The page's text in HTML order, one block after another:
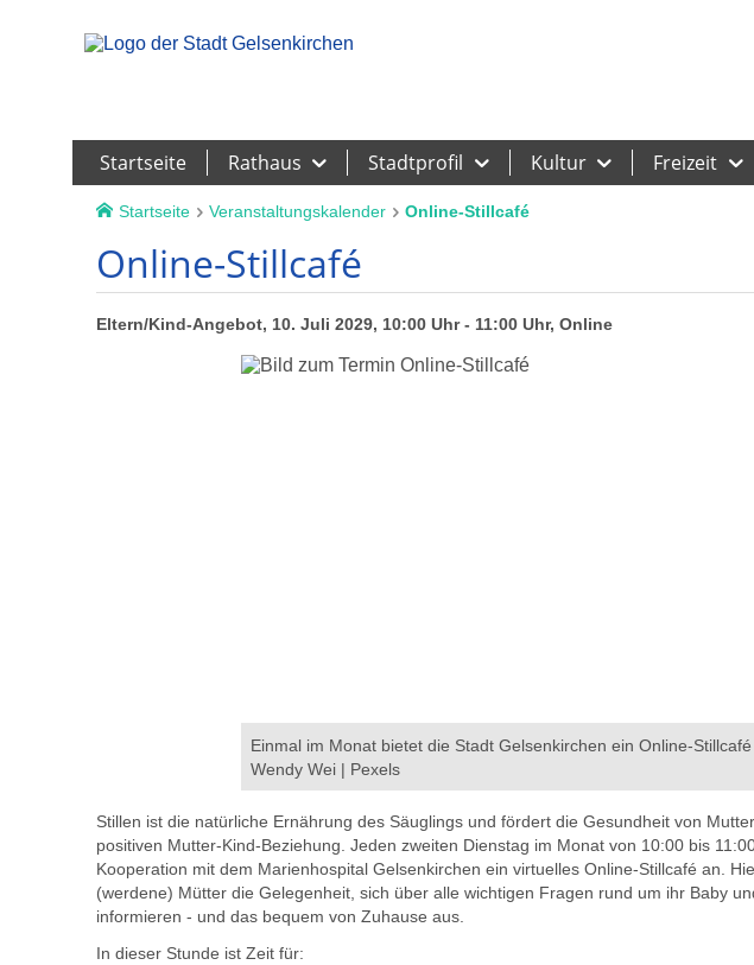
Startseite Rathaus Stadtprofil Kultur Freizeit
Startseite Veranstaltungskalender Online-Stillcafé
Online-Stillcafé
Eltern/Kind-Angebot, 10. Juli 2029, 10:00 Uhr - 11:00 Uhr, Online
Einmal im Monat bietet die Stadt Gelsenkirchen ein Online-
Wendy Wei | Pexels
Stillen ist die natürliche Ernährung des Säuglings und fördert die Gesundheit von
positiven Mutter-Kind-Beziehung. Jeden zweiten Dienstag im Monat von 10:00 bis
Kooperation mit dem Marienhospital Gelsenkirchen ein virtuelles Online-Stillcafé an.
(werdene) Mütter die Gelegenheit, sich über alle wichtigen Fragen rund um ihr Baby
informieren - und das bequem von Zuhause aus.
In dieser Stunde ist Zeit für: